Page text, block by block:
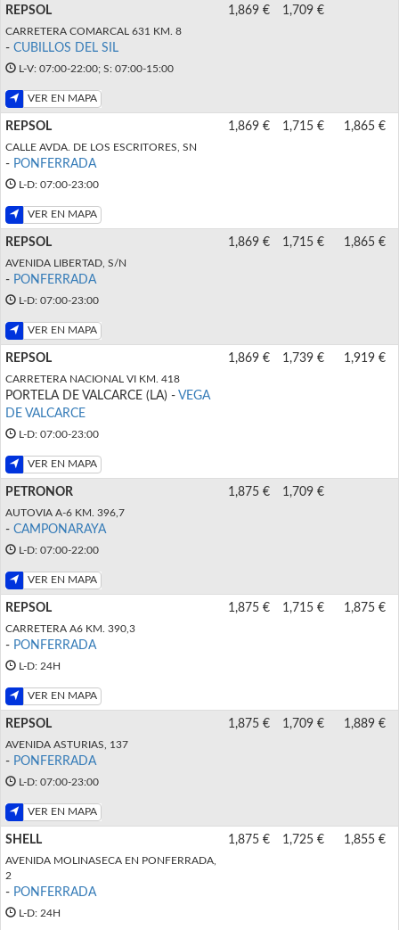
REPSOL
CARRETERA COMARCAL 631 KM. 8
- CUBILLOS DEL SIL
L-V: 07:00-22:00; S: 07:00-15:00
VER EN MAPA
1,869 € 1,709 €
REPSOL
CALLE AVDA. DE LOS ESCRITORES, SN
- PONFERRADA
L-D: 07:00-23:00
VER EN MAPA
1,869 € 1,715 € 1,865 €
REPSOL
AVENIDA LIBERTAD, S/N
- PONFERRADA
L-D: 07:00-23:00
VER EN MAPA
1,869 € 1,715 € 1,865 €
REPSOL
CARRETERA NACIONAL VI KM. 418
PORTELA DE VALCARCE (LA) - VEGA
DE VALCARCE
L-D: 07:00-23:00
VER EN MAPA
1,869 € 1,739 € 1,919 €
PETRONOR
AUTOVIA A-6 KM. 396,7
- CAMPONARAYA
L-D: 07:00-22:00
VER EN MAPA
1,875 € 1,709 €
REPSOL
CARRETERA A6 KM. 390,3
- PONFERRADA
L-D: 24H
VER EN MAPA
1,875 € 1,715 € 1,875 €
REPSOL
AVENIDA ASTURIAS, 137
- PONFERRADA
L-D: 07:00-23:00
VER EN MAPA
1,875 € 1,709 € 1,889 €
SHELL
AVENIDA MOLINASECA EN PONFERRADA,
2
- PONFERRADA
L-D: 24H
1,875 € 1,725 € 1,855 €